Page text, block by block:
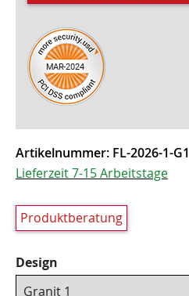
Artikelnummer: FL-2026-1-G1
Lieferzeit 7-15 Arbeitstage
Produktberatung
Design